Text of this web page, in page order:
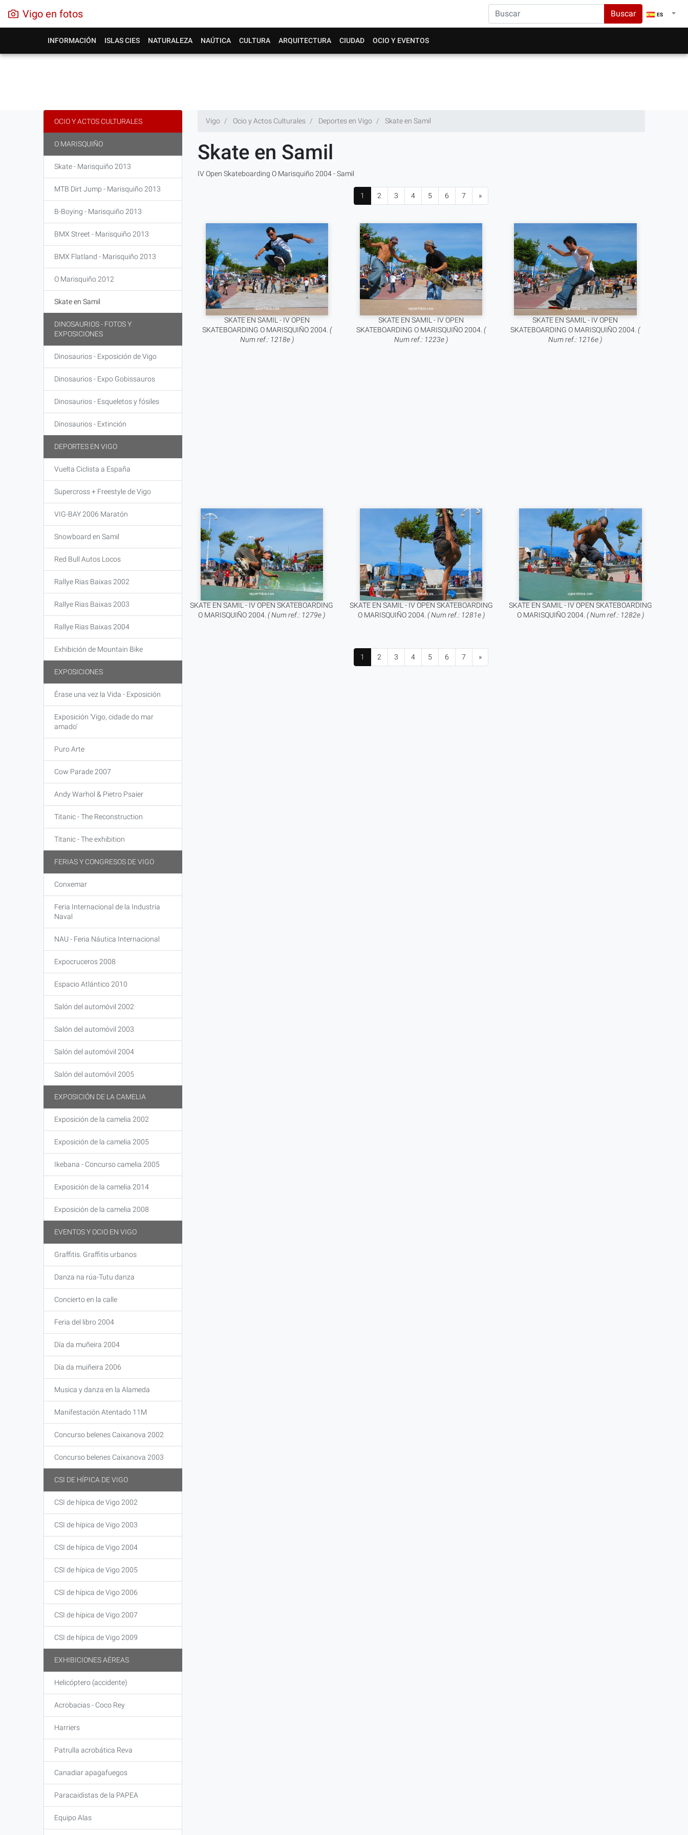
Vigo en fotos Buscar ES
INFORMACIÓN ISLAS CIES NATURALEZA NAÚTICA CULTURA ARQUITECTURA CIUDAD OCIO Y EVENTOS
Vigo Ocio y Actos Culturales Deportes en Vigo Skate en Samil
Skate en Samil
IV Open Skateboarding O Marisquiño 2004 - Samil
1 2 3 4 5 6 7 »
SKATE EN SAMIL - IV OPEN
SKATEBOARDING O MARISQUIÑO 2004. (
Num ref.: 1218e )
SKATE EN SAMIL - IV OPEN
SKATEBOARDING O MARISQUIÑO 2004.(
Num ref.: 1223e )
SKATE EN SAMIL - IV OPEN
SKATEBOARDING O MARISQUIÑO 2004.(
Num ref.: 1216e )
SKATE EN SAMIL - IV OPEN SKATEBOARDING
O MARISQUIÑO 2004.( Num ref.: 1279e )
SKATE EN SAMIL - IV OPEN SKATEBOARDING
O MARISQUIÑO 2004. ( Num ref.: 1281e )
SKATE EN SAMIL - IV OPEN SKATEBOARDING
O MARISQUIÑO 2004. ( Num ref.: 1282e )
1 2 3 4 5 6 7 »
OCIO Y ACTOS CULTURALES
O MARISQUIÑO
Skate - Marisquiño 2013
MTB Dirt Jump - Marisquiño 2013
B-Boying - Marisquiño 2013
BMX Street - Marisquiño 2013
BMX Flatland - Marisquiño 2013
O Marisquiño 2012
Skate en Samil
DINOSAURIOS - FOTOS Y
EXPOSICIONES
Dinosaurios - Exposición de Vigo
Dinosaurios - Expo Gobissauros
Dinosaurios - Esqueletos y fósiles
Dinosaurios - Extinción
DEPORTES EN VIGO
Vuelta Ciclista a España
Supercross + Freestyle de Vigo
VIG-BAY 2006 Maratón
Snowboard en Samil
Red Bull Autos Locos
Rallye Rias Baixas 2002
Rallye Rias Baixas 2003
Rallye Rias Baixas 2004
Exhibición de Mountain Bike
EXPOSICIONES
Érase una vez la Vida - Exposición
Exposición 'Vigo, cidade do mar
amado'
Puro Arte
Cow Parade 2007
Andy Warhol & Pietro Psaier
Titanic - The Reconstruction
Titanic - The exhibition
FERIAS Y CONGRESOS DE VIGO
Conxemar
Feria Internacional de la Industria
Naval
NAU - Feria Náutica Internacional
Expocruceros 2008
Espacio Atlántico 2010
Salón del automóvil 2002
Salón del automóvil 2003
Salón del automóvil 2004
Salón del automóvil 2005
EXPOSICIÓN DE LA CAMELIA
Exposición de la camelia 2002
Exposición de la camelia 2005
Ikebana - Concurso camelia 2005
Exposición de la camelia 2014
Exposición de la camelia 2008
EVENTOS Y OCIO EN VIGO
Graffitis. Graffitis urbanos
Danza na rúa-Tutu danza
Concierto en la calle
Feria del libro 2004
Día da muñeira 2004
Día da muiñeira 2006
Musica y danza en la Alameda
Manifestación Atentado 11M
Concurso belenes Caixanova 2002
Concurso belenes Caixanova 2003
CSI DE HÍPICA DE VIGO
CSI de hípica de Vigo 2002
CSI de hípica de Vigo 2003
CSI de hípica de Vigo 2004
CSI de hípica de Vigo 2005
CSI de hípica de Vigo 2006
CSI de hípica de Vigo 2007
CSI de hípica de Vigo 2009
EXHIBICIONES AÉREAS
Helicóptero (accidente)
Acrobacias - Coco Rey
Harriers
Patrulla acrobática Reva
Canadiar apagafuegos
Paracaidistas de la PAPEA
Equipo Alas